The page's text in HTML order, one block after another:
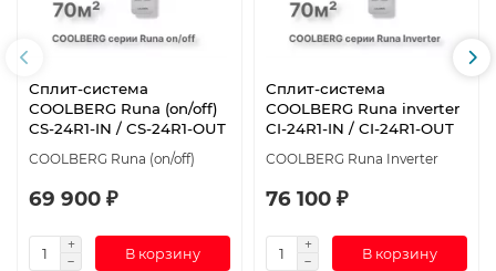
Сплит-система
СOOLBERG Runa (on/off)
CS-24R1-IN / CS-24R1-OUT
СOOLBERG Runa (on/off)
69 900 ₽
В корзину
Сплит-система
СOOLBERG Runa inverter
CI-24R1-IN / CI-24R1-OUT
СOOLBERG Runa Inverter
76 100 ₽
В корзину